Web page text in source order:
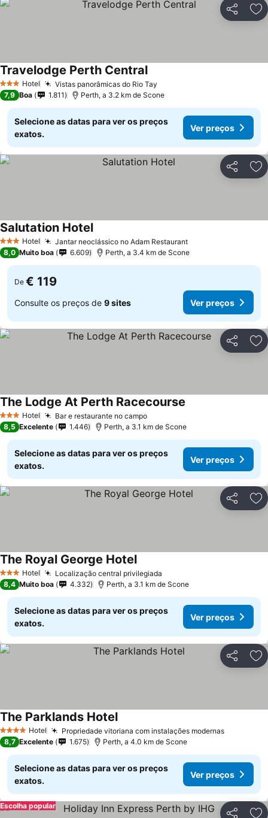
Partilhar
3 EstrelasHotel Vistas panorâmicas do Rio Tay
Travelodge Perth Central
7,9 Boa 1.811 Perth, a 3.2 km de Scone
Selecione as datas para ver os preços
exatos.
Ver preços
Partilhar
3 EstrelasHotel Jantar neoclássico no Adam Restaurant
Salutation Hotel
8,0 Muito boa 6.609 Perth, a 3.4 km de Scone
De € 119
Consulte os preços de 9 sites Ver preços
Partilhar
3 EstrelasHotel Bar e restaurante no campo
The Lodge At Perth Racecourse
8,5 Excelente 1.446 Perth, a 3.1 km de Scone
Selecione as datas para ver os preços
exatos.
Ver preços
Partilhar
3 EstrelasHotel Localização central privilegiada
The Royal George Hotel
8,4 Muito boa 4.332 Perth, a 3.1 km de Scone
Selecione as datas para ver os preços
exatos.
Ver preços
Partilhar
4 EstrelasHotel Propriedade vitoriana com instalações modernas
The Parklands Hotel
8,7 Excelente 1.675 Perth, a 4.0 km de Scone
Selecione as datas para ver os preços
exatos.
Ver preços
Escolha popular